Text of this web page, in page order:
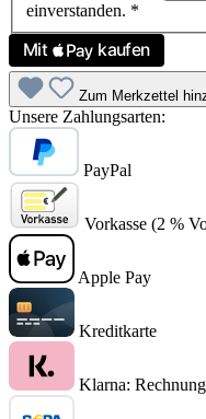
einverstanden. *
Zum Merkzettel
Unsere Zahlungsarten:
PayPal
Vorkasse (2 %
Apple Pay
Kreditkarte
Klarna: Rechnung